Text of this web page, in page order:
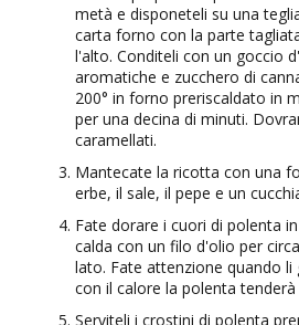
metà e disponeteli su una
carta forno con la parte
l'alto. Conditeli con un goccio
aromatiche e zucchero di
200° in forno preriscaldato in
per una decina di minuti.
caramellati.
Mantecate la ricotta con una
erbe, il sale, il pepe e un
Fate dorare i cuori di polenta
calda con un filo d'olio per
lato. Fate attenzione quando li
con il calore la polenta
Serviteli i crostini di polenta